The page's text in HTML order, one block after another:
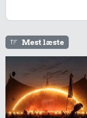
Mest læste